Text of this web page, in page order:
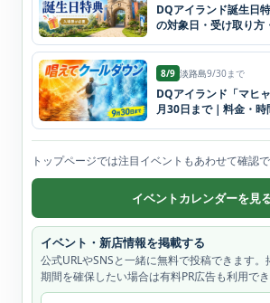
DQアイランド誕生日
の対象日・受け取り方
8/9 淡路島9/30まで
DQアイランド「マヒ
月30日まで｜料金・時
トップページでは注目イベントもあわせて確認で
イベントカレンダーを見
イベント・新店情報を掲載する
公式URLやSNSと一緒に無料で投稿できます
期間を確保したい場合は有料PR広告も利用でき